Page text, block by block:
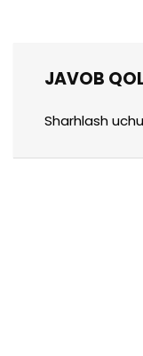
JAVOB
Sharhlash